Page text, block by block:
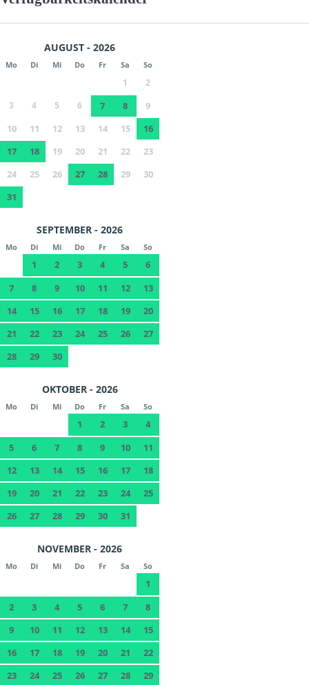
AUGUST - 2026
Mo Di Mi Do Fr Sa So
1
2
3
4 5 6 7 8
9
10
11 12 13 14 15
16
17
18 19 20 21 22
23
24
25 26 27 28 29
30
31
SEPTEMBER - 2026
Mo Di Mi Do Fr Sa So
1 2 3 4 5
6
7
8 9 10 11 12
13
14
15 16 17 18 19
20
21
22 23 24 25 26
27
28
29 30
OKTOBER - 2026
Mo Di Mi Do Fr Sa So
1 2 3
4
5
6 7 8 9 10
11
12
13 14 15 16 17
18
19
20 21 22 23 24
25
26
27 28 29 30 31
NOVEMBER - 2026
Mo Di Mi Do Fr Sa So
1
2
3 4 5 6 7
8
9
10 11 12 13 14
15
16
17 18 19 20 21
22
23
24 25 26 27 28
29